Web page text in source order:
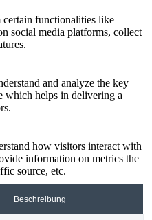
functionalities like
social media platforms, collect
and analyze the key
which helps in delivering a
how visitors interact with
information on metrics the
source, etc.
Beschreibung